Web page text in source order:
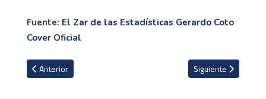
Fuente: El Zar de las Estadísticas Gerardo Coto
Cover Oficial
Artículo anterior: VIDEOS: Última fecha definirá un lugar en
Anterior Artículo siguiente:
Siguiente